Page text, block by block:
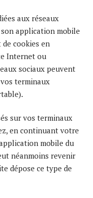
aux réseaux
application mobile
cookies en
Internet ou
sociaux peuvent
terminaux
sur vos terminaux
en continuant votre
mobile du
néanmoins revenir
dépose ce type de